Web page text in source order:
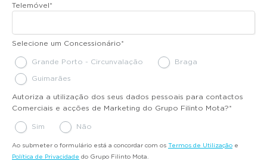
Telemóvel*
Selecione um Concessionário*
Grande Porto - Circunvalação
Braga
Guimarães
Autoriza a utilização dos seus dados pessoais para contactos
Comerciais e acções de Marketing do Grupo Filinto Mota?*
Sim Não
Ao submeter o formulário está a concordar com os Termos de Utilização e
Política de Privacidade do Grupo Filinto Mota.